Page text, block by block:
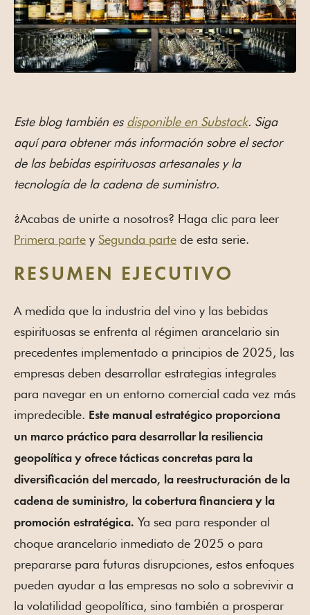
Este blog también es disponible en Substack. Siga
aquí para obtener más información sobre el sector
de las bebidas espirituosas artesanales y la
tecnología de la cadena de suministro.
¿Acabas de unirte a nosotros? Haga clic para leer
Primera parte y Segunda parte de esta serie.
RESUMEN EJECUTIVO
A medida que la industria del vino y las bebidas
espirituosas se enfrenta al régimen arancelario sin
precedentes implementado a principios de 2025, las
empresas deben desarrollar estrategias integrales
para navegar en un entorno comercial cada vez más
impredecible. Este manual estratégico proporciona
un marco práctico para desarrollar la resiliencia
geopolítica y ofrece tácticas concretas para la
diversificación del mercado, la reestructuración de la
cadena de suministro, la cobertura financiera y la
promoción estratégica. Ya sea para responder al
choque arancelario inmediato de 2025 o para
prepararse para futuras disrupciones, estos enfoques
pueden ayudar a las empresas no solo a sobrevivir a
la volatilidad geopolítica, sino también a prosperar